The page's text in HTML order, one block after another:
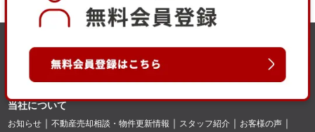
当社について
お知らせ 不動産売却相談・物件更新情報 スタッフ紹介
お客様の声